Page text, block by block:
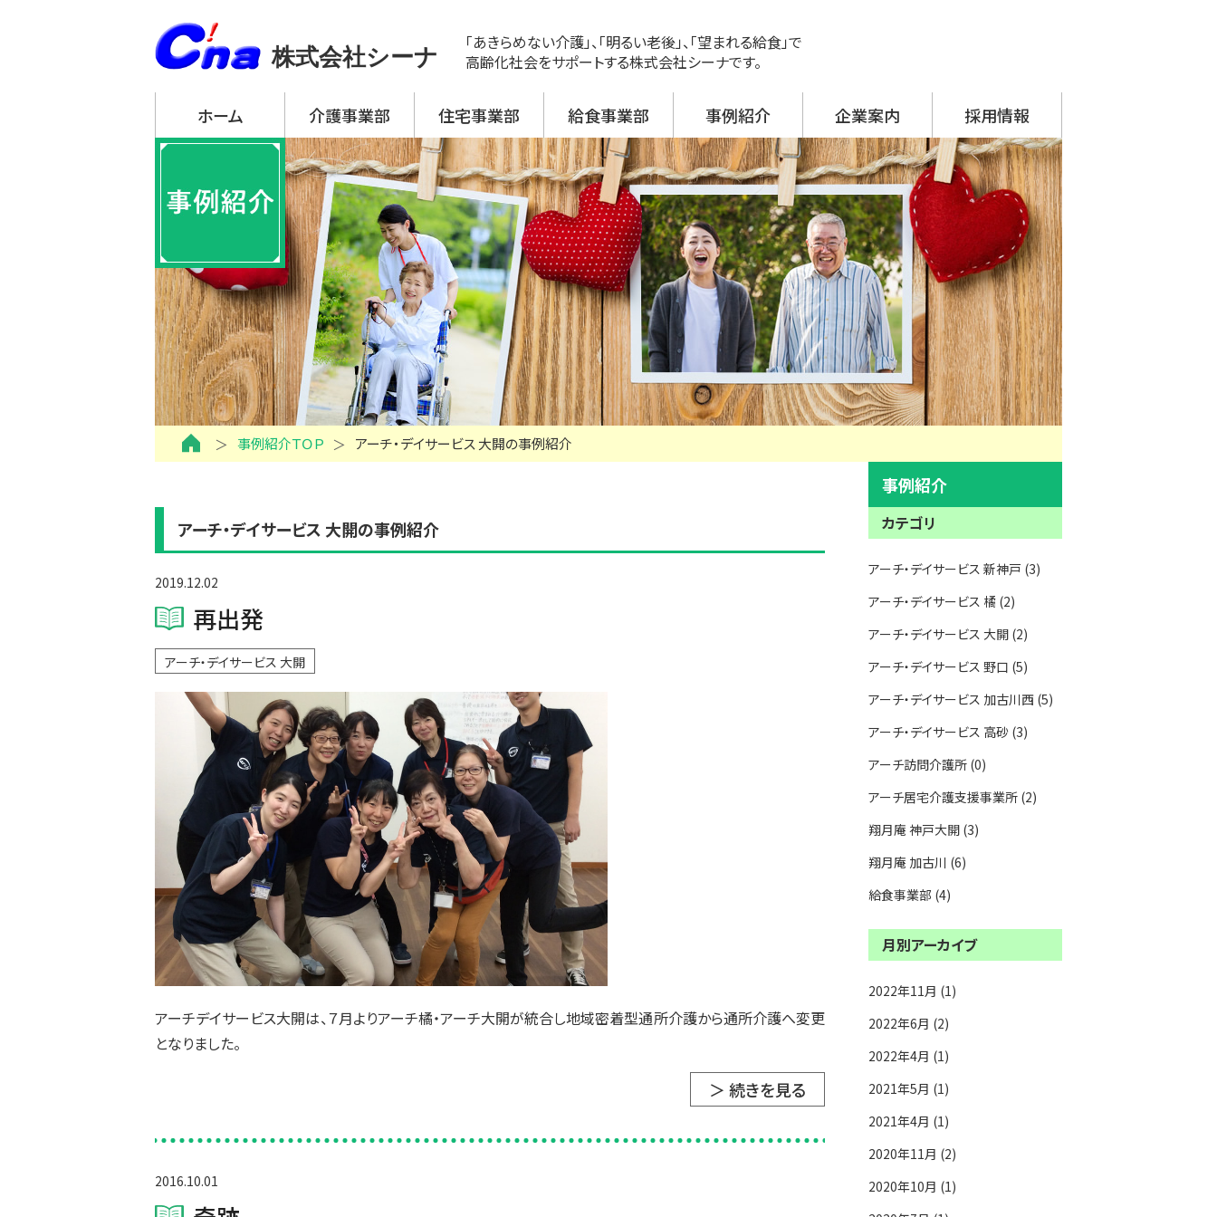
株式会社シーナ
「あきらめない介護」、「明るい老後」、「望まれる給食」で
高齢化社会をサポートする株式会社シーナです。
ホーム 介護事業部
アーチ・デイサービス
・ アーチ・デイサービス 新神戸
・ アーチ・デイサービス 大開
・ アーチ・デイサービス 野口
・ アーチ・デイサービス 加古川西
・ アーチ・デイサービス 高砂
アーチ訪問介護
アーチ居宅介護支援事業所
特定施設入居者生活介護
住宅事業部
翔月庵 神戸大開
翔月庵 加古川
給食事業部
シーナの強み
メニュー紹介
事例紹介 企業案内
代表挨拶
会社概要
アクセス
沿革
SDGsへの取り組み
シーナグループ
・ システムプラネット
・ アーチスタッフサービス
採用情報
採用担当からのメッセージ
先輩の声
募集要項
応募フォーム
事例紹介ＴＯＰ アーチ・デイサービス 大開の事例紹介
事例紹介
カテゴリ
アーチ・デイサービス 新神戸 (3)
アーチ・デイサービス 橘 (2)
アーチ・デイサービス 大開 (2)
アーチ・デイサービス 野口 (5)
アーチ・デイサービス 加古川西 (5)
アーチ・デイサービス 高砂 (3)
アーチ訪問介護所 (0)
アーチ居宅介護支援事業所 (2)
翔月庵 神戸大開 (3)
翔月庵 加古川 (6)
給食事業部 (4)
月別アーカイブ
2022年11月 (1)
2022年6月 (2)
2022年4月 (1)
2021年5月 (1)
2021年4月 (1)
2020年11月 (2)
2020年10月 (1)
アーチ・デイサービス 大開の事例紹介
2019.12.02
再出発
アーチ・デイサービス 大開
アーチデイサービス大開は、７月よりアーチ橘・アーチ大開が統合し地域密着型通所介護から通所介護へ変更
となりました。
＞ 続きを見る
2016.10.01